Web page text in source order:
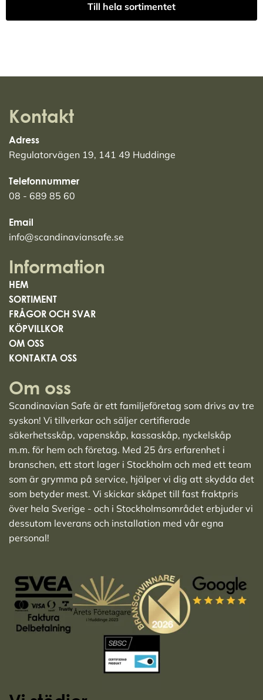
Till hela sortimentet
Kontakt
Adress
Regulatorvägen 19, 141 49 Huddinge
Telefonnummer
08 - 689 85 60
Email
info@scandinaviansafe.se
Information
HEM
SORTIMENT
FRÅGOR OCH SVAR
KÖPVILLKOR
OM OSS
KONTAKTA OSS
Om oss
Scandinavian Safe är ett familjeföretag som drivs av tre
syskon! Vi tillverkar och säljer certifierade
säkerhetsskåp, vapenskåp, kassaskåp, nyckelskåp
m.m. för hem och företag. Med 25 års erfarenhet i
branschen, ett stort lager i Stockholm och med ett team
som är grymma på service, hjälper vi dig att skydda det
som betyder mest. Vi skickar skåpet till fast fraktpris
över hela Sverige - och i Stockholmsområdet erbjuder vi
dessutom leverans och installation med vår egna
personal!